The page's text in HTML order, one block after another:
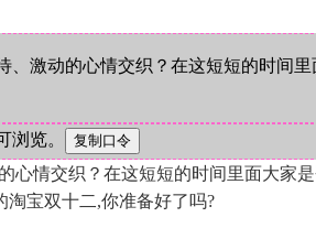
激动的心情交织？在这短短的时间
浏览。
情交织？在这短短的时间里面大家
淘宝双十二,你准备好了吗?